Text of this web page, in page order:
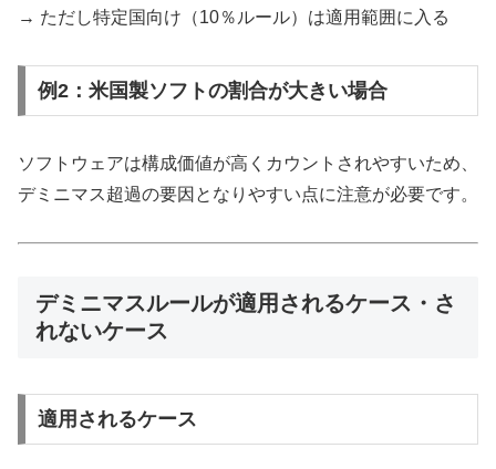
→ ただし特定国向け（10％ルール）は適用範囲に入る
例2：米国製ソフトの割合が大きい場合
ソフトウェアは構成価値が高くカウントされやすいため、
デミニマス超過の要因となりやすい点に注意が必要です。
デミニマスルールが適用されるケース・さ
れないケース
適用されるケース